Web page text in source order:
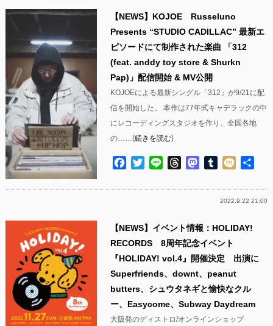
【NEWS】KOJOE Russeluno
Presents “STUDIO CADILLAC” 最新エ
ピソードにて制作された楽曲 「312
(feat. anddy toy store & Shurkn
Pap)」配信開始 & MV公開
KOJOEによる最新シングル「312」が9/21に配
信を開始した。 本作は77年式キャデラックの中
にレコーディングスタジオを作り、全国各地
の……(続きを読む)
Facebook
TwitterLine ThreadsMastodon
Tumblr
Mixi
2022.9.22 21:00
【NEWS】イベント情報：HOLIDAY!
RECORDS 8周年記念イベント
『HOLIDAY! vol.4』開催決定 出演に
Superfriends、downt、peanut
butters、シュウタネギと愉快なクル
ー、Easycome、Subway Daydream
大阪発のディストロ/オンラインショップ